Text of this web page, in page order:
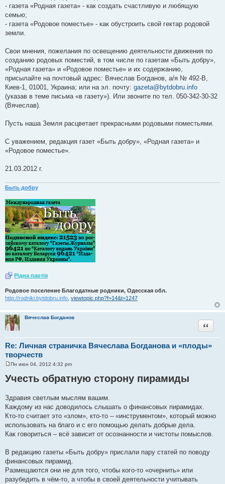
- газета «Родная газета» - как создать счастливую и любящую
семью;
- газета «Родовое поместье» - как обустроить свой гектар родовой
земли.
Свои мнения, пожелания по освещению деятельности движения по
созданию родовых поместий, в том числе по газетам «Быть добру»,
«Родная газета» и «Родовое поместье» и их содержанию,
присылайте на почтовый адрес: Вячеслав Богданов, а/я № 492-В,
Киев-1, 01001, Украина; или на эл. почту: gazeta@bytdobru.info
(указав в теме письма «в газету»). Или звоните по тел. 050-342-30-32
(Вячеслав).
Пусть наша Земля расцветает прекрасными родовыми поместьями.
С уважением, редакция газет «Быть добру», «Родная газета» и
«Родовое поместье».
21.03.2012 г.
Быть добру
Рiдна партiя
Родовое поселение Благодатные родники, Одесская обл.
http://rodniki.bytdobru.info viewtopic.php?f=14&t=1247
Вячеслав Богданов
Re: Личная страничка Вячеслава Богданова и «плоды»
творчеств
Цитата
о
о
е
н
е
Пн июн 04, 2012 4:32 pm
Учесть обратную сторону пирамиды
Здравия светлым мыслям вашим.
Каждому из нас доводилось слышать о финансовых пирамидах.
Кто-то считает это «злом», кто-то – «инструментом», который можно
использовать на благо и с его помощью делать добрые дела.
Как говориться – всё зависит от осознанности и чистоты помыслов.
В редакцию газеты «Быть добру» прислали пару статей по поводу
финансовых пирамид.
Размещаются они не для того, чтобы кого-то «очернить» или
разубедить в чём-то, а чтобы в своей деятельности учитывать